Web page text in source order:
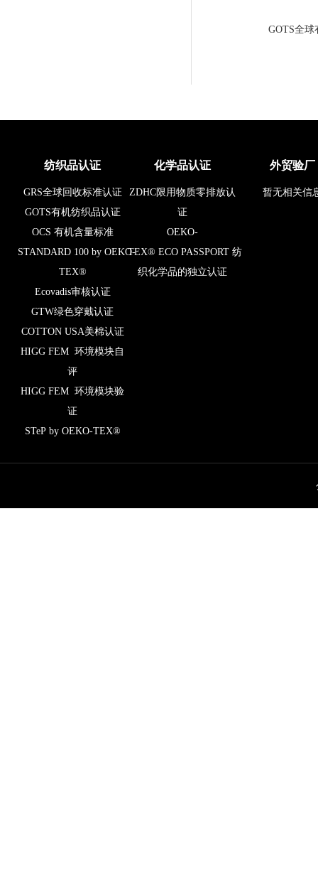
GOTS全
纺织品认证
GRS全球回收标准认证
GOTS有机纺织品认证
OCS 有机含量标准
STANDARD 100 by OEKO-
TEX®
Ecovadis审核认证
GTW绿色穿戴认证
COTTON USA美棉认证
HIGG FEM 环境模块自
评
HIGG FEM 环境模块验
证
STeP by OEKO-TEX®
化学品认证
ZDHC限用物质零排放认
证
OEKO-
TEX® ECO PASSPORT 纺
织化学品的独立认证
外贸验厂
暂无相关信